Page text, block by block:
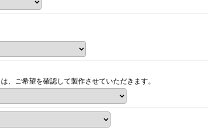
、ご希望を確認して製作させていただきます。